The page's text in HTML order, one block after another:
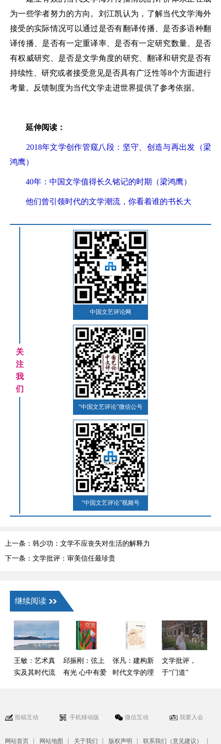
为一些学者努力的方向。刘江凯认为，了解当代文学海外
接受的实际情况可以通过是否有翻译传播、是否多语种翻
译传播、是否有一定重译率、是否有一定研究数量、是否
有权威研究、是否是文学角度的研究、翻译和研究是否有
持续性、研究或者接受意见是否具有广泛性等8个方面进行
考量。反馈制度为当代文学走进世界提供了参考依据。
延伸阅读：
2018年文学创作管窥八段：坚守、创造与再出发（梁
鸿鹰）
40年：中国文学值得长久铭记的时期（梁鸿鹰）
他们曾引领时代的文学潮流，你看着谁的书长大
关
注
我
们
中国文艺评论网
“中国文艺评论”微信公号
“中国文艺评论”视频号
上一条：韩少功：文学不应丧失对生活的解释力
下一条：文学批评：审美信任最珍贵
继续阅读
王敏：艺术真
实及其时代流
邱振刚：弦上
有光 心中有爱
张凡：建构新
时代文学的理
文学批评，
于“门道”
投稿互动 手机移动版 微信互动 我要入会
网站首页 | 网站地图 | 关于我们 | 版权声明 | 联系我们（意见建议） |